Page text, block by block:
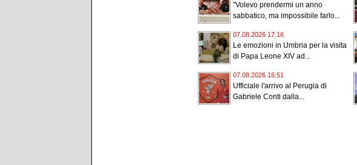
"Volevo prendermi un anno
sabbatico, ma impossibile farlo...
07.08.2026 17:16
Le emozioni in Umbria per la visita
di Papa Leone XIV ad...
07.08.2026 16:51
Ufficiale l'arrivo al Perugia di
Gabriele Conti dalla...